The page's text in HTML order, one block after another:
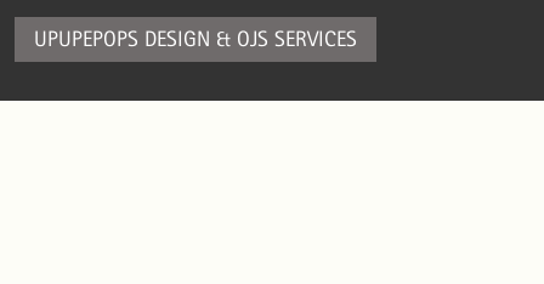
UPUPEPOPS DESIGN & OJS SERVICES